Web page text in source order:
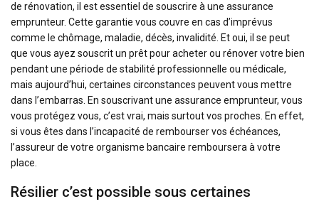
de rénovation, il est essentiel de souscrire à une assurance
emprunteur. Cette garantie vous couvre en cas d’imprévus
comme le chômage, maladie, décès, invalidité. Et oui, il se peut
que vous ayez souscrit un prêt pour acheter ou rénover votre bien
pendant une période de stabilité professionnelle ou médicale,
mais aujourd’hui, certaines circonstances peuvent vous mettre
dans l’embarras. En souscrivant une assurance emprunteur, vous
vous protégez vous, c’est vrai, mais surtout vos proches. En effet,
si vous êtes dans l’incapacité de rembourser vos échéances,
l’assureur de votre organisme bancaire remboursera à votre
place.
Résilier c’est possible sous certaines